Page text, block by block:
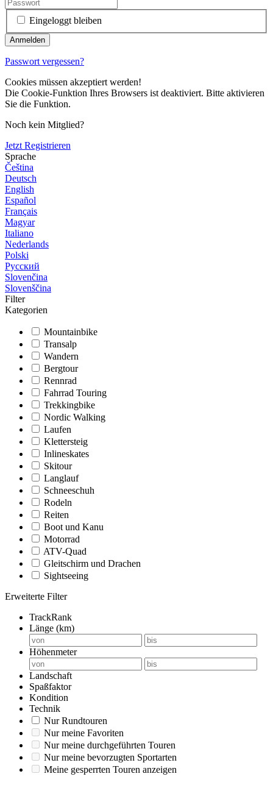
Eingeloggt bleiben
Passwort vergessen?
Cookies müssen akzeptiert werden!
Die Cookie-Funktion Ihres Browsers ist deaktiviert. Bitte aktivieren
Sie die Funktion.
Noch kein Mitglied?
Jetzt Registrieren
Sprache
Čeština
Deutsch
English
Español
Français
Magyar
Italiano
Nederlands
Polski
Русский
Slovenčina
Slovenščina
Filter
Kategorien
Mountainbike
Transalp
Wandern
Bergtour
Rennrad
Fahrrad Touring
Trekkingbike
Nordic Walking
Laufen
Klettersteig
Inlineskates
Skitour
Langlauf
Schneeschuh
Rodeln
Reiten
Boot und Kanu
Motorrad
ATV-Quad
Gleitschirm und Drachen
Sightseeing
Erweiterte Filter
TrackRank
Länge (km)
Höhenmeter
Landschaft
Spaßfaktor
Kondition
Technik
Nur Rundtouren
Nur meine Favoriten
Nur meine durchgeführten Touren
Nur meine bevorzugten Sportarten
Meine gesperrten Touren anzeigen